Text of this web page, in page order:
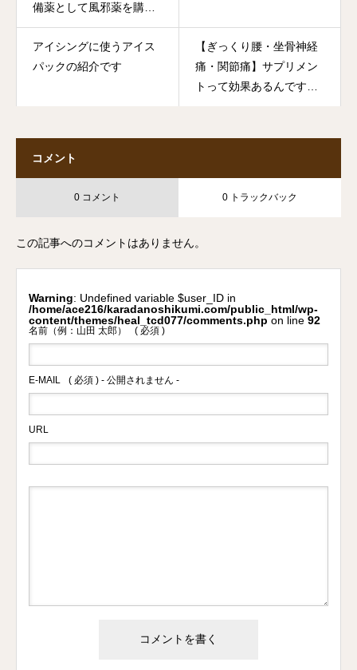
備薬として風邪薬を購入
しました
アイシングに使うアイス
パックの紹介です
【ぎっくり腰・坐骨神経
痛・関節痛】サプリメン
トって効果あるんです
コメント
0 コメント 0 トラックバック
この記事へのコメントはありません。
Warning
: Undefined variable $user_ID in
/home/ace216/karadanoshikumi.com/public_html/wp-
content/themes/heal_tcd077/comments.php on line 92
名前（例：山田 太郎） ( 必須 )
E-MAIL ( 必須 ) - 公開されません -
URL